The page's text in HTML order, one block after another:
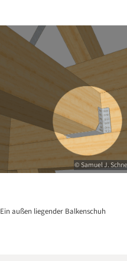
© Samuel J.
Ein außen liegender Balkenschuh